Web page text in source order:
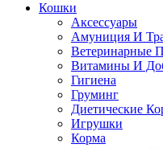
Кошки
Аксессуары
Амуниция И
Ветеринарные
Витамины И
Гигиена
Груминг
Диетические
Игрушки
Корма